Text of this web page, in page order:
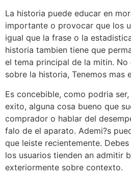
La historia puede educar en
importante o provocar que los
igual que la frase o la
historia tambien tiene que
el tema principal de la mitin. No
sobre la historia, Tenemos mas
Es concebible, como podri­a
exito, alguna cosa bueno que
comprador o hablar del
falo de el aparato. Ademi?s
que leiste recientemente.
los usuarios tienden an admitir
exteriormente sobre contexto.